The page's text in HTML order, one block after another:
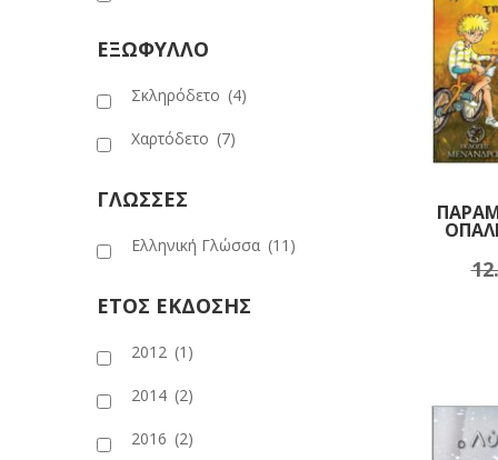
ΕΞΩΦΥΛΛΟ
Σκληρόδετο (4)
Χαρτόδετο (7)
ΓΛΩΣΣΕΣ
Ελληνική Γλώσσα (11)
ΕΤΟΣ ΕΚΔΟΣΗΣ
2012 (1)
2014 (2)
2016 (2)